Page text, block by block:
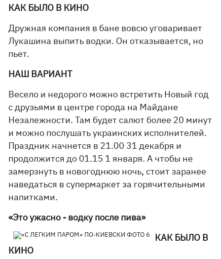
КАК БЫЛО В КИНО
Дружная компания в бане вовсю уговаривает
Лукашина выпить водки. Он отказывается, но
пьет.
НАШ ВАРИАНТ
Весело и недорого можно встретить Новый год
с друзьями в центре города на Майдане
Незалежности. Там будет салют более 20 минут
и можно послушать украинских исполнителей.
Праздник начнется в 21.00 31 декабря и
продолжится до 01.15 1 января. А чтобы не
замерзнуть в новогоднюю ночь, стоит заранее
наведаться в супермаркет за горячительными
напитками.
«Это ужасно - водку после пива»
КАК БЫЛО В
КИНО